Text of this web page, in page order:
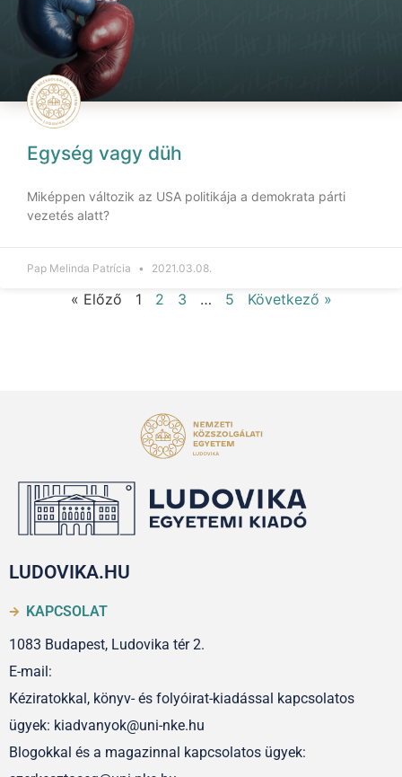
Egység vagy düh
Miképpen változik az USA politikája a demokrata párti
vezetés alatt?
Pap Melinda Patrícia 2021.03.08.
« Előző 1 2 3 … 5 Következő »
LUDOVIKA.HU
KAPCSOLAT
1083 Budapest, Ludovika tér 2.
E-mail:
Kéziratokkal, könyv- és folyóirat-kiadással kapcsolatos
ügyek: kiadvanyok@uni-nke.hu
Blogokkal és a magazinnal kapcsolatos ügyek: